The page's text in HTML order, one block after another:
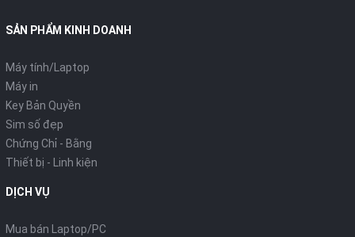
SẢN PHẨM KINH DOANH
Máy tính/Laptop
Máy in
Key Bản Quyền
Sim số đẹp
Chứng Chỉ - Bằng
Thiết bị - Linh kiện
DỊCH VỤ
Mua bán Laptop/PC